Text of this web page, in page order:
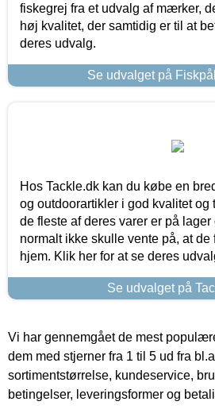
fiskegrej fra et udvalg af mærker,
høj kvalitet, der samtidig er til at
deres udvalg.
Se udvalget på
Hos Tackle.dk kan du købe en
og outdoorartikler i god kvalitet og
de fleste af deres varer er på
normalt ikke skulle vente på, at
hjem. Klik her for at se deres
Se udvalget på
Vi har gennemgået de mest
dem med stjerner fra 1 til 5 ud fra
sortimentstørrelse, kundeservice,
betingelser, leveringsformer og